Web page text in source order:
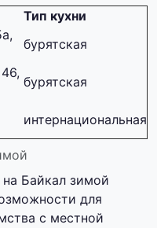
Тип кухни
бурятская
бурятская
интернациональная
Байкал зимой
для
с местной